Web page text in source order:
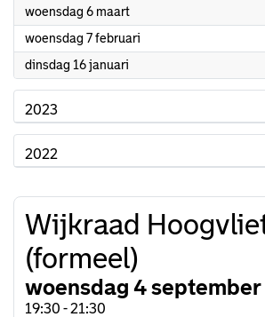
woensdag 6 maart2024
woensdag 7 februari
dinsdag 16 januari
2023
2022
Wijkraad
(formeel)
woensdag 4
19:30 - 21:30